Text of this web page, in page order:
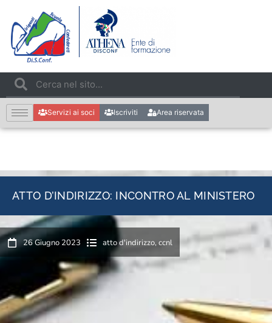
Servizi ai soci Iscriviti Area riservata
ATTO D’INDIRIZZO: INCONTRO AL MINISTERO
26 Giugno 2023 atto d'indirizzo, ccnl